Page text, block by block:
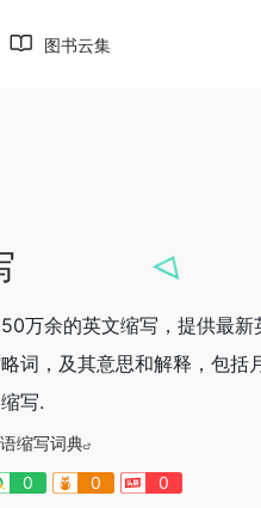
图书云集
万余的英文缩写，提供最新
词，及其意思和解释，包括
写.
缩写词典
0 0 0